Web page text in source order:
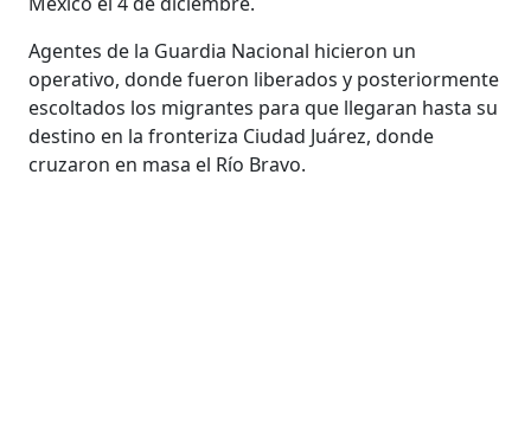
Agentes de la Guardia Nacional hicieron un
operativo, donde fueron liberados y posteriormente
escoltados los migrantes para que llegaran hasta su
destino en la fronteriza Ciudad Juárez, donde
cruzaron en masa el Río Bravo.